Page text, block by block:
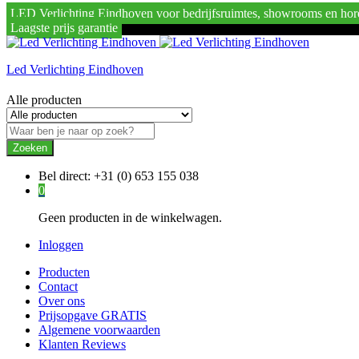
LED Verlichting Eindhoven voor bedrijfsruimtes, showrooms en
Laagste prijs garantie
Led Verlichting Eindhoven
Alle producten
Zoeken
Bel direct: +31 (0) 653 155 038
0
Geen producten in de winkelwagen.
Inloggen
Producten
Contact
Over ons
Prijsopgave GRATIS
Algemene voorwaarden
Klanten Reviews